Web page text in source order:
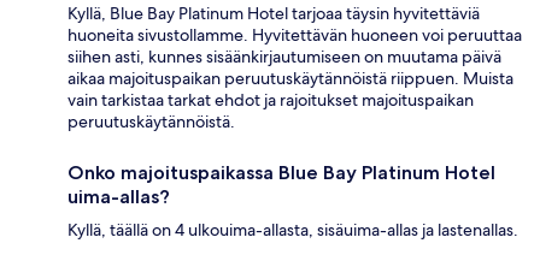
Kyllä, Blue Bay Platinum Hotel tarjoaa täysin hyvitettäviä
huoneita sivustollamme. Hyvitettävän huoneen voi peruuttaa
siihen asti, kunnes sisäänkirjautumiseen on muutama päivä
aikaa majoituspaikan peruutuskäytännöistä riippuen. Muista
vain tarkistaa tarkat ehdot ja rajoitukset majoituspaikan
peruutuskäytännöistä.
Onko majoituspaikassa Blue Bay Platinum Hotel
uima-allas?
Kyllä, täällä on 4 ulkouima-allasta, sisäuima-allas ja lastenallas.